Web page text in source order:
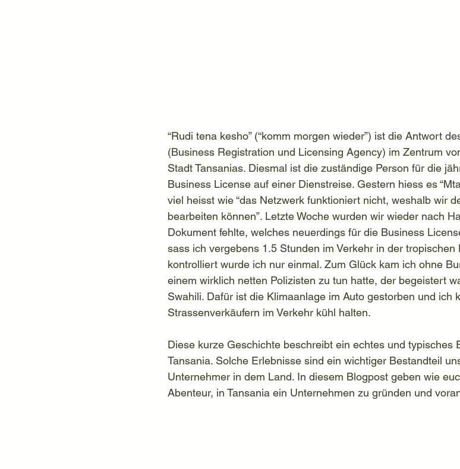
“Rudi tena kesho” (“komm morgen wieder”) ist die Antwort
(Business Registration und Licensing Agency) im Zentrum
Stadt Tansanias. Diesmal ist die zuständige Person für die
Business License auf einer Dienstreise. Gestern hiess es
viel heisst wie “das Netzwerk funktioniert nicht, weshalb wir
bearbeiten können”. Letzte Woche wurden wir wieder nach
Dokument fehlte, welches neuerdings für die Business
sass ich vergebens 1.5 Stunden im Verkehr in der
kontrolliert wurde ich nur einmal. Zum Glück kam ich ohne
einem wirklich netten Polizisten zu tun hatte, der begeistert
Swahili. Dafür ist die Klimaanlage im Auto gestorben und ich
Strassenverkäufern im Verkehr kühl halten.
Diese kurze Geschichte beschreibt ein echtes und typisches
Tansania. Solche Erlebnisse sind ein wichtiger Bestandteil
Unternehmer in dem Land. In diesem Blogpost geben wie
Abenteur, in Tansania ein Unternehmen zu gründen und